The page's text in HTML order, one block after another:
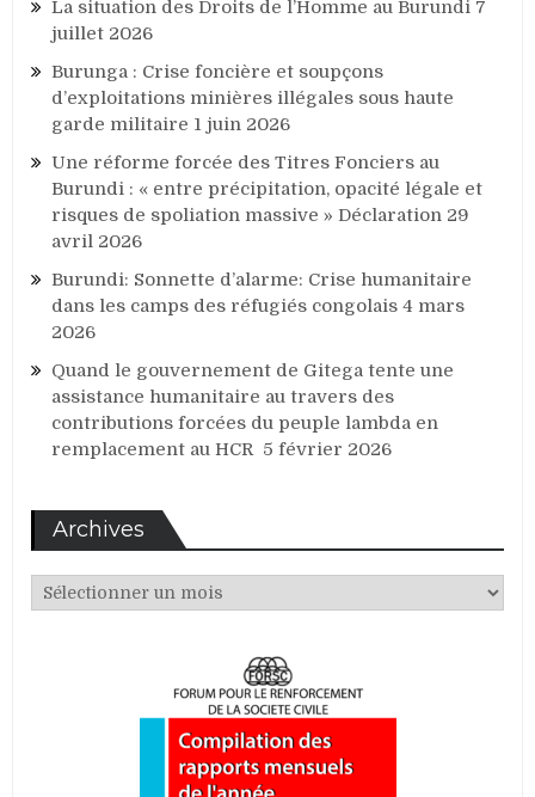
La situation des Droits de l’Homme au Burundi 7
juillet 2026
Burunga : Crise foncière et soupçons
d’exploitations minières illégales sous haute
garde militaire 1 juin 2026
Une réforme forcée des Titres Fonciers au
Burundi : « entre précipitation, opacité légale et
risques de spoliation massive » Déclaration 29
avril 2026
Burundi: Sonnette d’alarme: Crise humanitaire
dans les camps des réfugiés congolais 4 mars
2026
Quand le gouvernement de Gitega tente une
assistance humanitaire au travers des
contributions forcées du peuple lambda en
remplacement au HCR 5 février 2026
Archives
Archives